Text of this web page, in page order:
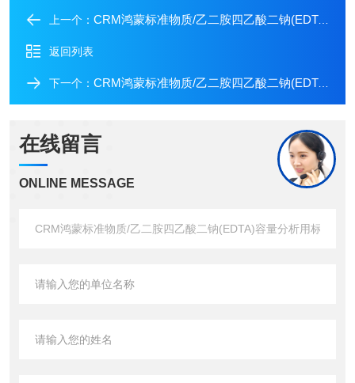
上一个： CRM鸿蒙标准物质/乙二胺四乙酸二钠(EDTA)容量分析用标准物质(乙二胺四醋酸二钠)c(EDTA)：0.05mol/L45mL
返回列表
下一个： CRM鸿蒙标准物质/乙二胺四乙酸二钠(EDTA)容量分析用标准物质(乙二胺四醋酸二钠)c(EDTA)：0.025mol/L1L
在线留言
ONLINE MESSAGE